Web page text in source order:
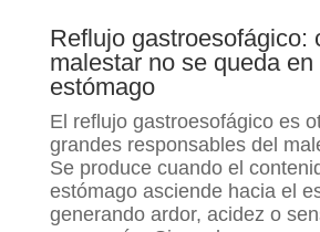
Reflujo gastroesofágico:
malestar no se queda en
estómago
El reflujo gastroesofágico es
grandes responsables del
Se produce cuando el
estómago asciende hacia el
generando ardor, acidez o